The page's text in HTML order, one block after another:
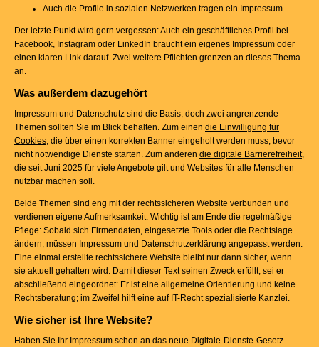
Auch die Profile in sozialen Netzwerken tragen ein Impressum.
Der letzte Punkt wird gern vergessen: Auch ein geschäftliches Profil bei
Facebook, Instagram oder LinkedIn braucht ein eigenes Impressum oder
einen klaren Link darauf. Zwei weitere Pflichten grenzen an dieses Thema
an.
Was außerdem dazugehört
Impressum und Datenschutz sind die Basis, doch zwei angrenzende
Themen sollten Sie im Blick behalten. Zum einen die Einwilligung für
Cookies, die über einen korrekten Banner eingeholt werden muss, bevor
nicht notwendige Dienste starten. Zum anderen die digitale Barrierefreiheit,
die seit Juni 2025 für viele Angebote gilt und Websites für alle Menschen
nutzbar machen soll.
Beide Themen sind eng mit der rechtssicheren Website verbunden und
verdienen eigene Aufmerksamkeit. Wichtig ist am Ende die regelmäßige
Pflege: Sobald sich Firmendaten, eingesetzte Tools oder die Rechtslage
ändern, müssen Impressum und Datenschutzerklärung angepasst werden.
Eine einmal erstellte rechtssichere Website bleibt nur dann sicher, wenn
sie aktuell gehalten wird. Damit dieser Text seinen Zweck erfüllt, sei er
abschließend eingeordnet: Er ist eine allgemeine Orientierung und keine
Rechtsberatung; im Zweifel hilft eine auf IT-Recht spezialisierte Kanzlei.
Wie sicher ist Ihre Website?
Haben Sie Ihr Impressum schon an das neue Digitale-Dienste-Gesetz